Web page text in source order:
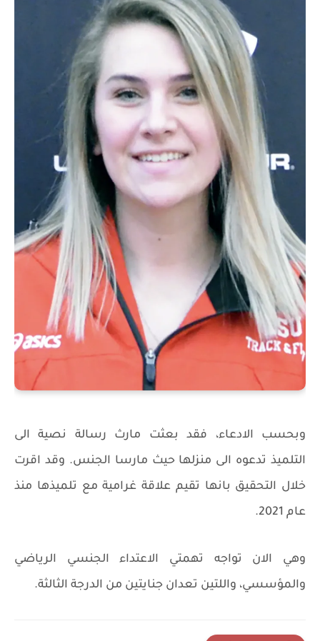
وبحسب الادعاء، فقد بعثت مارث رسالة نصية الى
التلميذ تدعوه الى منزلها حيث مارسا الجنس. وقد اقرت
خلال التحقيق بانها تقيم علاقة غرامية مع تلميذها منذ
عام 2021.
وهي الان تواجه تهمتي الاعتداء الجنسي الرياضي
والمؤسسي، واللتين تعدان جنايتين من الدرجة الثالثة.